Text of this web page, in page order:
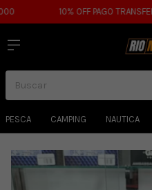
10% OFF PAGO
PESCA CAMPING NAUTICA